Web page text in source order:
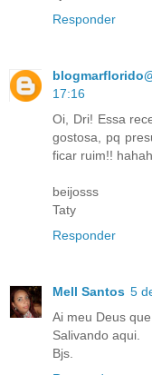
Responder
17:16
Oi, Dri! Essa
gostosa, pq
ficar ruim!!
beijosss
Taty
Responder
Mell Santos 5
Ai meu Deus
Salivando aqui.
Bjs.